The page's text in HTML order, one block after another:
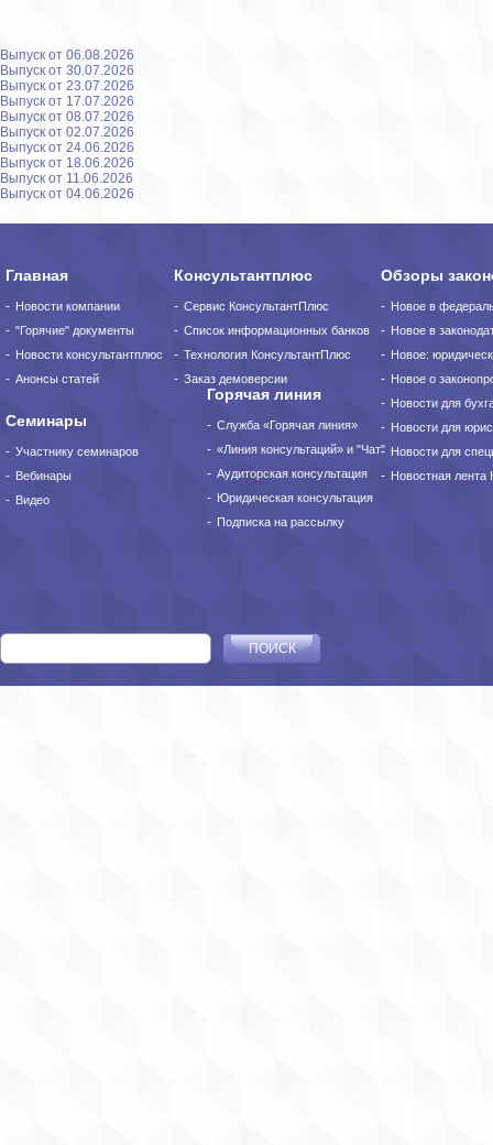
Выпуск от 06.08.2026
Выпуск от 30.07.2026
Выпуск от 23.07.2026
Выпуск от 17.07.2026
Выпуск от 08.07.2026
Выпуск от 02.07.2026
Выпуск от 24.06.2026
Выпуск от 18.06.2026
Выпуск от 11.06.2026
Выпуск от 04.06.2026
Главная
Новости компании
"Горячие" документы
Новости консультантплюс
Анонсы статей
Консультантплюс
Сервис КонсультантПлюс
Список информационных банков
Технология КонсультантПлюс
Заказ демоверсии
Обзоры
Новое в
Новое в
Новое:
Новое о
Новости для
Новости для
Новости для
Новостная лента
Горячая линия
Служба «Горячая линия»
«Линия консультаций» и "Чат"
Аудиторская консультация
Юридическая консультация
Подписка на рассылку
Семинары
Участнику семинаров
Вебинары
Видео